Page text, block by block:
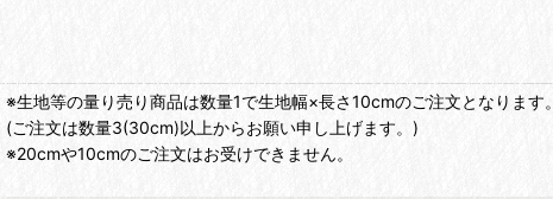
※生地等の量り売り商品は数量1で生地幅×長さ10cmのご注文となります。
(ご注文は数量3(30cm)以上からお願い申し上げます。)
※20cmや10cmのご注文はお受けできません。